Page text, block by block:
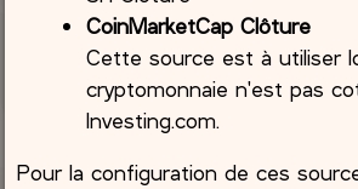
CoinMarketCap Clôture
Cette source est à utiliser
cryptomonnaie n'est pas
Investing.com.
Pour la configuration de ces